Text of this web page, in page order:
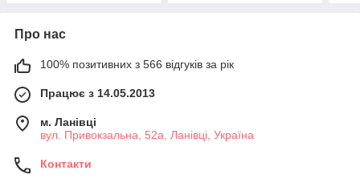
Про нас
100% позитивних з 566 відгуків за рік
Працює з 14.05.2013
м. Ланівці
вул. Привокзальна, 52а, Ланівці, Україна
Контакти